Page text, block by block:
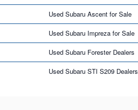
Used Subaru Ascent for Sale
Used Subaru Impreza for Sale
Used Subaru Forester Dealers
Used Subaru STI S209 Dealers